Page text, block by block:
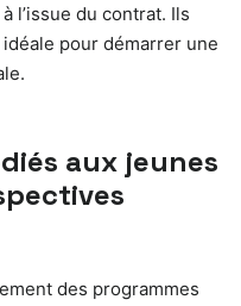
l’issue du contrat. Ils
pour démarrer une
aux jeunes
des programmes